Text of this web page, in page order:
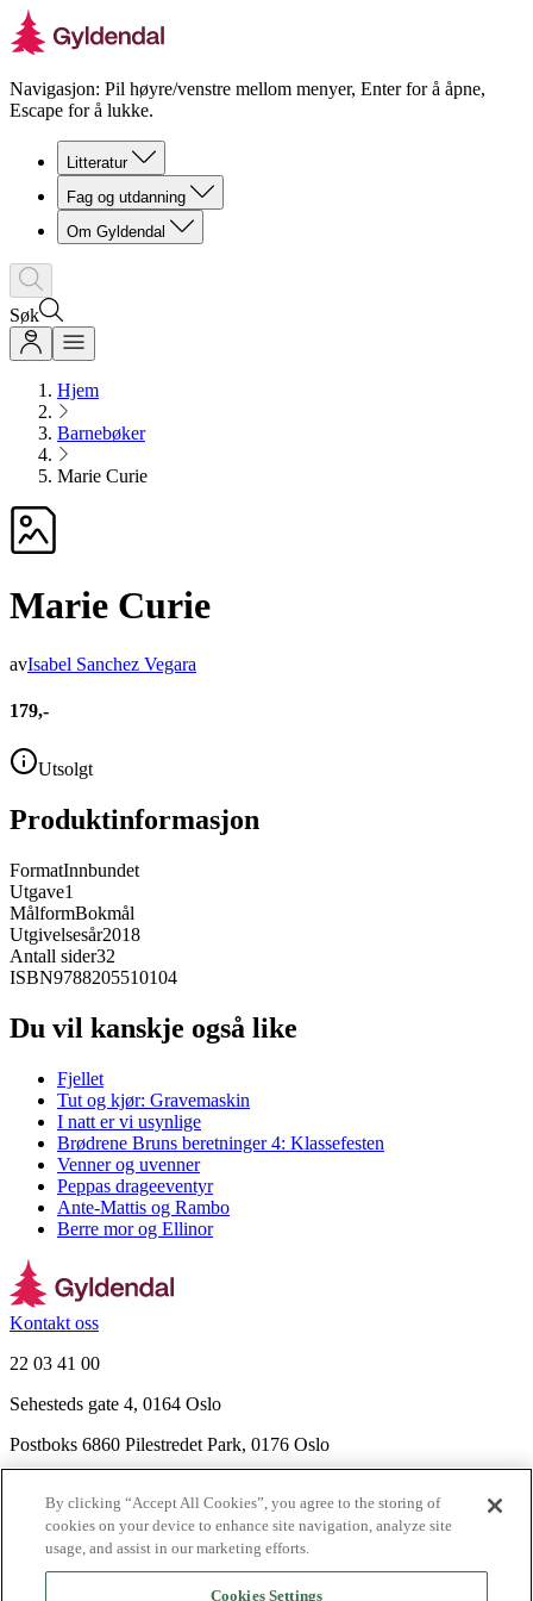
Navigasjon: Pil høyre/venstre mellom menyer, Enter for å åpne,
Escape for å lukke.
Litteratur
Fag og utdanning
Om Gyldendal
Søk
Hjem
Barnebøker
Marie Curie
Marie Curie
avIsabel Sanchez Vegara
179,-
Utsolgt
Produktinformasjon
FormatInnbundet
Utgave1
MålformBokmål
Utgivelsesår2018
Antall sider32
ISBN9788205510104
Du vil kanskje også like
Fjellet
Tut og kjør: Gravemaskin
I natt er vi usynlige
Brødrene Bruns beretninger 4: Klassefesten
Venner og uvenner
Peppas drageeventyr
Ante-Mattis og Rambo
Berre mor og Ellinor
Kontakt oss
22 03 41 00
Sehesteds gate 4, 0164 Oslo
Postboks 6860 Pilestredet Park, 0176 Oslo
Nyhetsbrev
Ledige stillinger
Send inn manus
By clicking “Accept All Cookies”, you agree to the storing of
cookies on your device to enhance site navigation, analyze site
usage, and assist in our marketing efforts.
Cookies Settings